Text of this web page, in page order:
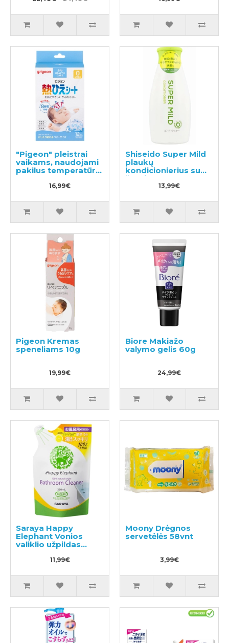
"Pigeon" pleistrai
vaikams, naudojami
pakilus temperatūrai
16,99€
Shiseido Super Mild
plaukų
kondicionierius su
žolelių aromatu
13,99€
Pigeon Kremas
speneliams 10g
19,99€
Biore Makiažo
valymo gelis 60g
24,99€
Saraya Happy
Elephant Vonios
valiklio užpildas
11,99€
Moony Drėgnos
servetėlės 58vnt
3,99€